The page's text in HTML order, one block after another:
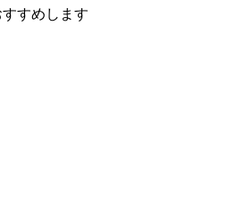
すめします